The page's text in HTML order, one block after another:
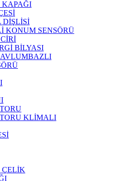
KAPAĞI
DİŞLİSİ
KONUM SENSÖRÜ
BİLYASI
KLİMALI
ÇELİK